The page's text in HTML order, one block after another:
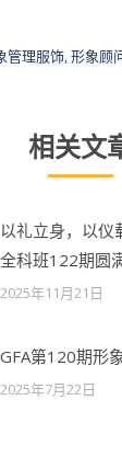
管理服饰,形象顾
相关文
以礼立身，以
全科班122期圆
2025年11月21日
GFA第120期形
2025年7月22日